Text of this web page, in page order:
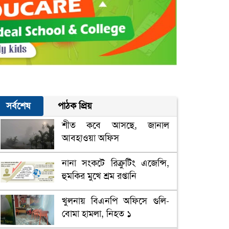
সর্বশেষ
পাঠক প্রিয়
শীত কবে আসছে, জানাল
আবহাওয়া অফিস
নানা সংকটে রিক্রুটিং এজেন্সি,
হুমকির মুখে শ্রম রপ্তানি
খুলনায় বিএনপি অফিসে গুলি-
বোমা হামলা, নিহত ১